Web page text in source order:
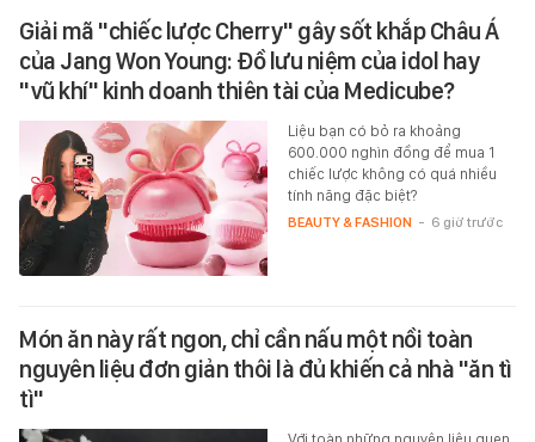
Giải mã "chiếc lược Cherry" gây sốt khắp Châu Á
của Jang Won Young: Đồ lưu niệm của idol hay
"vũ khí" kinh doanh thiên tài của Medicube?
Liệu bạn có bỏ ra khoảng
600.000 nghìn đồng để mua 1
chiếc lược không có quá nhiều
tính năng đặc biệt?
BEAUTY & FASHION - 6 giờ trước
Món ăn này rất ngon, chỉ cần nấu một nồi toàn
nguyên liệu đơn giản thôi là đủ khiến cả nhà "ăn tì
tì"